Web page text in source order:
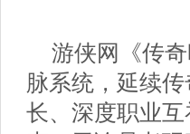
游侠网《传
脉系统，延续
长、深度职业